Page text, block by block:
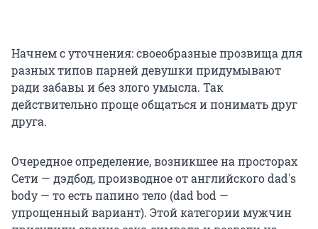
Начнем с уточнения: своеобразные прозвища для
разных типов парней девушки придумывают
ради забавы и без злого умысла. Так
действительно проще общаться и понимать друг
друга.
Очередное определение, возникшее на просторах
Сети — дэдбод, производное от английского dad's
body — то есть папино тело (dad bod —
упрощенный вариант). Этой категории мужчин